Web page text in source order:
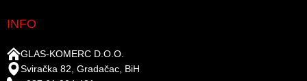
INFO
GLAS-KOMERC D.O.O.
Sviračka 82, Gradačac, BiH